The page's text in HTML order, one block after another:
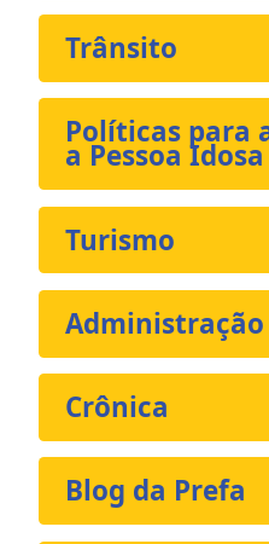
Trânsito
Políticas para
a Pessoa Idosa
Turismo
Administração
Crônica
Blog da Prefa